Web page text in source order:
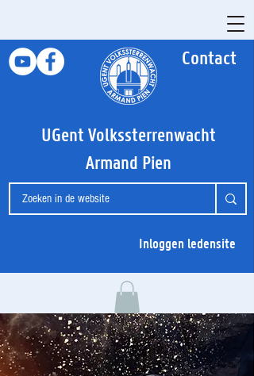
Contact
UGent Volkssterrenwacht
Armand Pien
Inloggen ledensite